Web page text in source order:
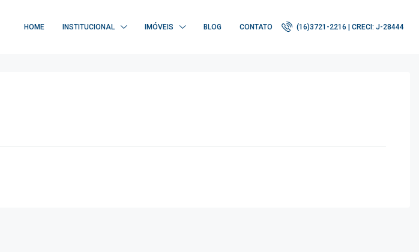
HOME INSTITUCIONAL IMÓVEIS BLOG CONTATO (16)3721-2216 | CRECI: J-28444